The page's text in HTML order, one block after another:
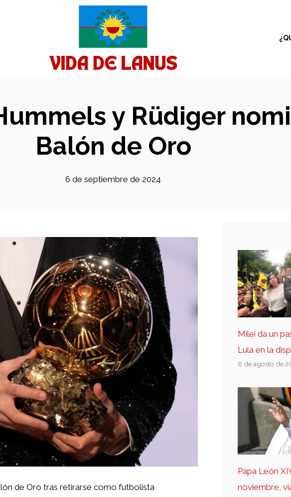
y Rüdiger
Balón de Oro
6 de septiembre de 2024
de Oro tras retirarse como futbolista
Milei da un
Lula en la
6 de agosto de
Papa León
noviembre,